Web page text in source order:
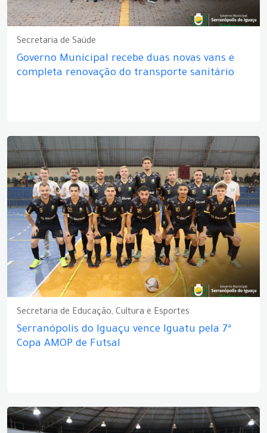
Secretaria de Saúde
Governo Municipal recebe duas novas vans e
completa renovação do transporte sanitário
Secretaria de Educação, Cultura e Esportes
Serranópolis do Iguaçu vence Iguatu pela 7ª
Copa AMOP de Futsal